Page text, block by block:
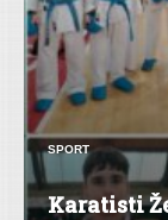
SPORT
Karatisti